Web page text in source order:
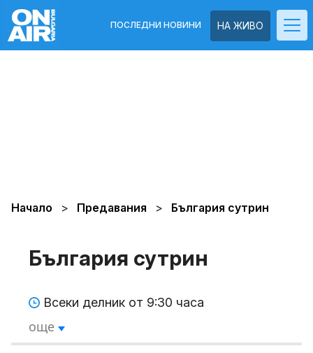
НА ЖИВО
ПОСЛЕДНИ НОВИНИ
Начало Предавания България сутрин
България сутрин
Всеки делник от 9:30 часа
още